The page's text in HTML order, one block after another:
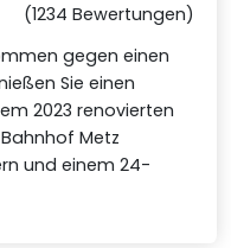
(1234 Bewertungen)
gegen einen
Sie einen
2023 renovierten
Metz
und einem 24-